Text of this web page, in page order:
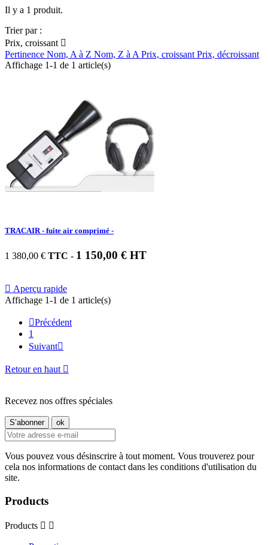
Il y a 1 produit.
Trier par :
Prix, croissant 
Pertinence Nom, A à Z Nom, Z à A Prix, croissant Prix, décroissant
Affichage 1-1 de 1 article(s)
TRACAIR - fuite air comprimé -
1 380,00 € TTC - 1 150,00 € HT
 Aperçu rapide
Affichage 1-1 de 1 article(s)
Précédent
1
Suivant
Retour en haut 
Recevez nos offres spéciales
Vous pouvez vous désinscrire à tout moment. Vous trouverez pour
cela nos informations de contact dans les conditions d'utilisation du
site.
Products
Products  